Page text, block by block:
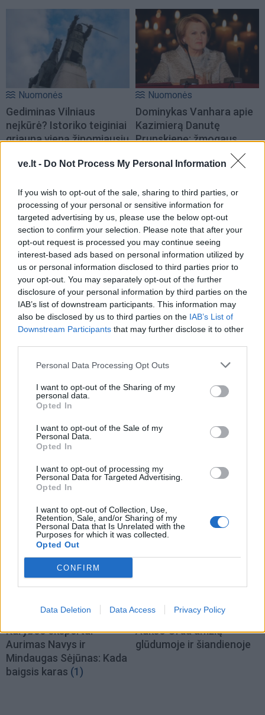
ve.lt - Do Not Process My Personal Information
If you wish to opt-out of the sale, sharing to third parties, or
processing of your personal or sensitive information for
targeted advertising by us, please use the below opt-out
section to confirm your selection. Please note that after your
opt-out request is processed you may continue seeing
interest-based ads based on personal information utilized by
us or personal information disclosed to third parties prior to
your opt-out. You may separately opt-out of the further
disclosure of your personal information by third parties on the
IAB’s list of downstream participants. This information may
also be disclosed by us to third parties on the IAB’s List of
Downstream Participants that may further disclose it to other
Personal Data Processing Opt Outs
I want to opt-out of the Sharing of my
personal data.
Opted In
I want to opt-out of the Sale of my
Personal Data.
Opted In
I want to opt-out of processing my
Personal Data for Targeted Advertising.
Opted In
I want to opt-out of Collection, Use,
Retention, Sale, and/or Sharing of my
Personal Data that Is Unrelated with the
Purposes for which it was collected.
Opted Out
CONFIRM
Data Deletion Data Access Privacy Policy
Nuomonės
Gediminas Vilniaus
neįkūrė? Istoriko teiginiai
griauna vieną žinomiausių
Nuomonės
Dominykas Vanhara apie
Kazimierą Danutę
Prunskienę: žmogaus
mirties valandą dera
prisiminti gerus darbus
Nuomonės
Vandeniliniai
automobiliai: tarp
lūkesčių ir realybės
Nuomonės
Eldoradas Butrimas iš
Ukrainos: Raketų smūgiai,
protestai ir lūkesčiai dėl
Nuomonės
tik didesnių pokyčių
pradžia? Gediminas
demografinę priežastį
seksualiniams
nusikaltėliams: sistema
– neapsaugotos
Nuomonės
Karybos ekspertai
Aurimas Navys ir
Mindaugas Sėjūnas: Kada
baigsis karas (1)
Nuomonės
Aukso Orda amžių
glūdumoje ir šiandienoje